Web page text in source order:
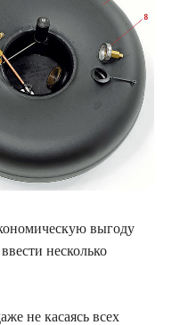
выгоду
ввести несколько
не касаясь всех